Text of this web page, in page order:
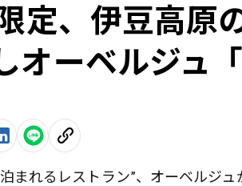
定、伊豆高原
オーベルジュ
まれるレストラン”、オーベルジ